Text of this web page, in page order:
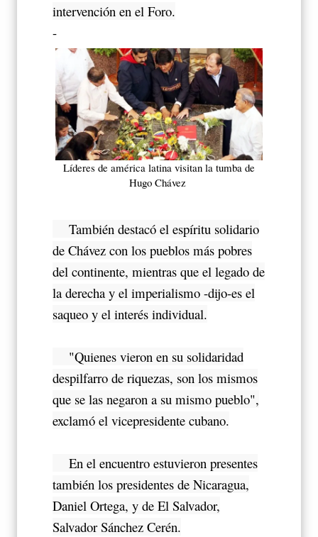
intervención en el Foro.
-
Líderes de américa latina visitan la tumba de
Hugo Chávez
También destacó el espíritu solidario
de Chávez con los pueblos más pobres
del continente, mientras que el legado de
la derecha y el imperialismo -dijo-es el
saqueo y el interés individual.
"Quienes vieron en su solidaridad
despilfarro de riquezas, son los mismos
que se las negaron a su mismo pueblo",
exclamó el vicepresidente cubano.
En el encuentro estuvieron presentes
también los presidentes de Nicaragua,
Daniel Ortega, y de El Salvador,
Salvador Sánchez Cerén.